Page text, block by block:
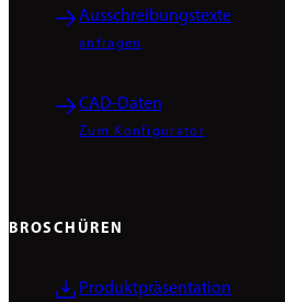
Ausschreibungstexte
anfragen
CAD-Daten
Zum Konfigurator
BROSCHÜREN
Produktpräsentation